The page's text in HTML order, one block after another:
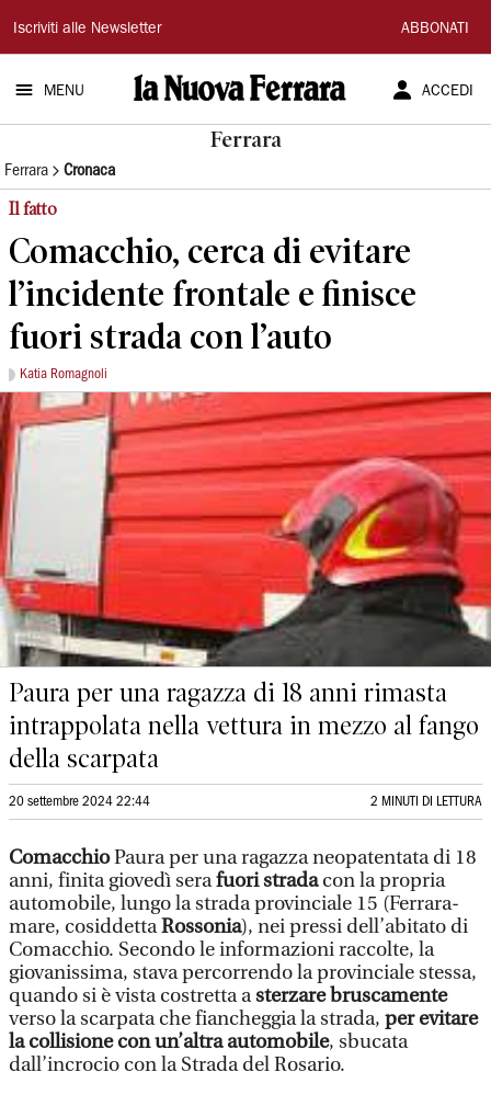
La
Nuova
Ferrara
Iscriviti alle Newsletter ABBONATI
MENU ACCEDI
Ferrara
Ferrara Cronaca
Il fatto
Comacchio, cerca di evitare
l’incidente frontale e finisce
fuori strada con l’auto
Katia Romagnoli
Paura per una ragazza di 18 anni rimasta
intrappolata nella vettura in mezzo al fango
della scarpata
20 settembre 2024 22:44 2 MINUTI DI LETTURA
ComacchioPaura per una ragazza neopatentata di 18
anni, finita giovedì serafuori stradacon la propria
automobile, lungo la strada provinciale 15 (Ferrara-
mare, cosiddettaRossonia), nei pressi dell’abitato di
Comacchio. Secondo le informazioni raccolte, la
giovanissima, stava percorrendo la provinciale stessa,
quando si è vista costretta asterzare bruscamente
verso la scarpata che fiancheggia la strada, per evitare
la collisione con un’altra automobile, sbucata
dall’incrocio con la Strada del Rosario.